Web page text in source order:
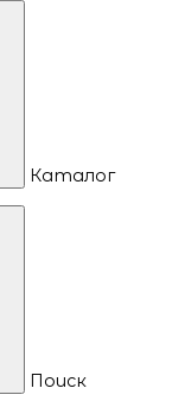
Каталог
Поиск